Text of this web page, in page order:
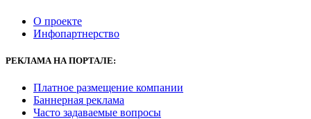
О проекте
Инфопартнерство
РЕКЛАМА НА ПОРТАЛЕ:
Платное размещение компании
Баннерная реклама
Часто задаваемые вопросы